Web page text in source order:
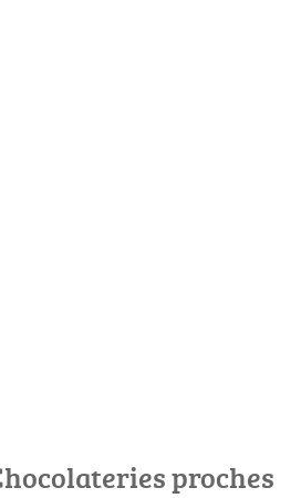
proches